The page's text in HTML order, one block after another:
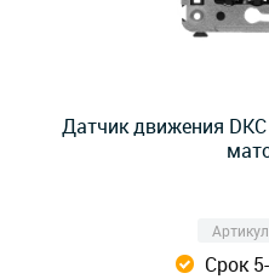
Датчик движения
Срок